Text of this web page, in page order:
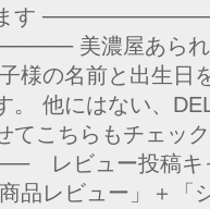
す
美濃屋あられ
様の名前と出生日
。 他にはない、
てこちらもチェッ
レビュー投稿
品レビュー」＋「